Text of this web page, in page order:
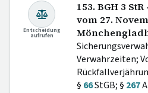
Entscheidung
aufrufen
153. BGH 3
vom 27.
Verwahrzeiten;
§ 66StGB; § 267